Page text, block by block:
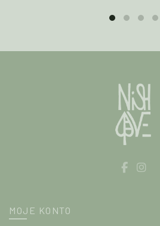
stronie
MOJE KONTO